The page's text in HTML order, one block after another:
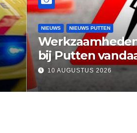
rotonde N798
van start